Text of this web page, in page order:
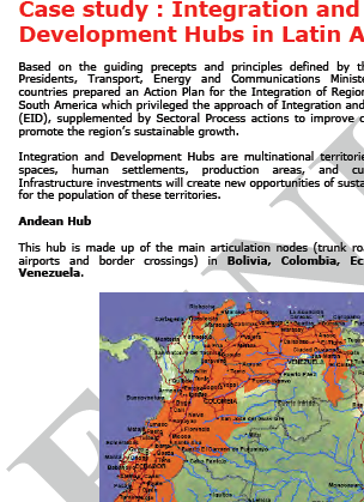
Auswirkungen der globalen Krise
Lateinamerika und der Karibik
Die wichtigsten
Neueinführung und
Außenhandel der
Exporte und Importe
Wirtschaftliche Beziehungen mit
Der wachsende Einfluss China
Schwellenländer
Regionale Einbindung in
Karibik
Interamerikanische
Die Interamerikanische